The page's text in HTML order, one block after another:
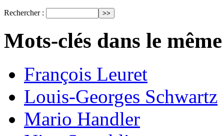
Rechercher :
Mots-clés dans le
François Leuret
Louis-Georges Schwartz
Mario Handler